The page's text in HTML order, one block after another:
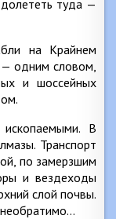
туда —
на Крайнем
— одним словом,
и шоссейных
В
Транспорт
по замерзшим
и вездеходы
слой почвы.